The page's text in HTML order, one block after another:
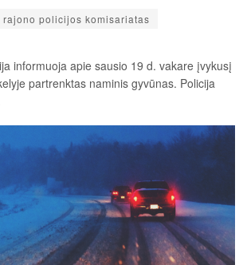
rajono policijos komisariatas
informuoja apie sausio 19 d. vakare įvykusį
partrenktas naminis gyvūnas. Policija